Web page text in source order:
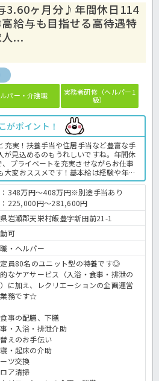
3.60ヶ月分♪年間休日114
給与も目指せる高待遇特
...
パー・介護職
実務者研修（ヘルパー1
級）
がポイント！
充実！扶養手当や住居手当など豊富な手
が見込めるのもうれしいですね。年間休
プライベートを充実させながらお仕事
大変おススメです！基本給は経験や年齢
まずはお気軽にほっ介護までお問い合わ
業務全般です。＜介護職 正職員 特養
348万円～408万円※別途手当あり
225,000円～281,600円
岩瀬郡天栄村飯豊字新田前21-1
可
・ヘルパー
員80名のユニット型の特養です◎
なケアサービス（入浴・食事・排泄の
に加え、レクリエーションの企画運営
務です☆
事の配膳、下膳
・入浴・排泄介助
えのお手伝い
・起床の介助
ツ交換
ア清掃